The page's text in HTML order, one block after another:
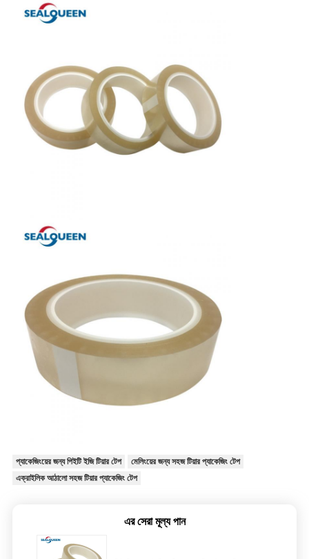
প্যাকেজিংয়ের জন্য পিইটি ইজি টিয়ার টেপ
মেলিংয়ের জন্য সহজ টিয়ার প্যাকেজিং টেপ
এক্রাইলিক আঠালো সহজ টিয়ার প্যাকেজিং টেপ
এর সেরা মূল্য পান